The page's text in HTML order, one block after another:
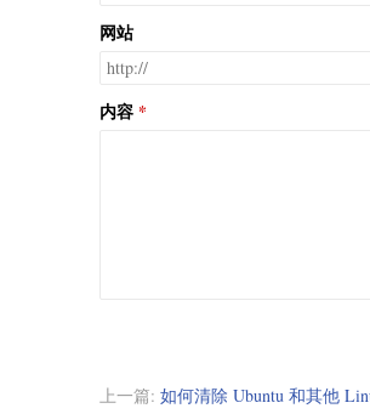
网站
内容
上一篇: 如何清除 Ubuntu 和其他